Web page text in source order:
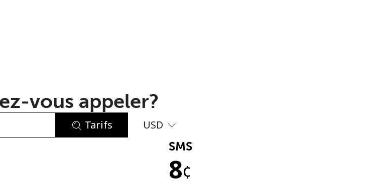
vous appeler?
Tarifs USD
SMS
8¢